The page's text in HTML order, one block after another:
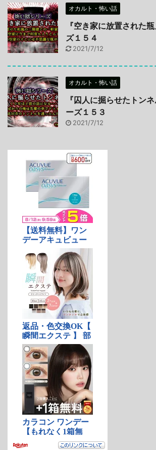
オカルト・怖い話
『空き家に放置された
ズ１５４
2021/7/12
オカルト・怖い話
『囚人に掘らせたトン
ーズ１５３
2021/7/12